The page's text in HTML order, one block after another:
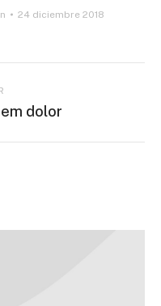
24 diciembre 2018
dolor